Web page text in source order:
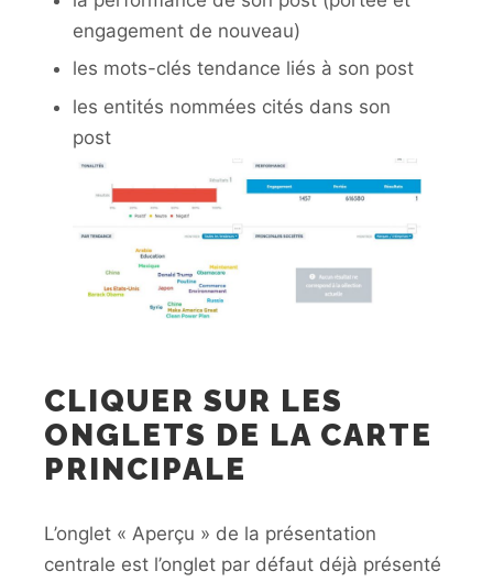
engagement de nouveau)
les mots-clés tendance liés à son post
les entités nommées cités dans son
post
CLIQUER SUR LES
ONGLETS DE LA CARTE
PRINCIPALE
L’onglet « Aperçu » de la présentation
centrale est l’onglet par défaut déjà présenté